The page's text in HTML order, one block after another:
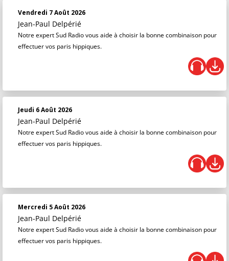
Vendredi 7 Août 2026
Jean-Paul Delpérié
Notre expert Sud Radio vous aide à choisir la bonne combinaison pour
effectuer vos paris hippiques.
Jeudi 6 Août 2026
Jean-Paul Delpérié
Notre expert Sud Radio vous aide à choisir la bonne combinaison pour
effectuer vos paris hippiques.
Mercredi 5 Août 2026
Jean-Paul Delpérié
Notre expert Sud Radio vous aide à choisir la bonne combinaison pour
effectuer vos paris hippiques.